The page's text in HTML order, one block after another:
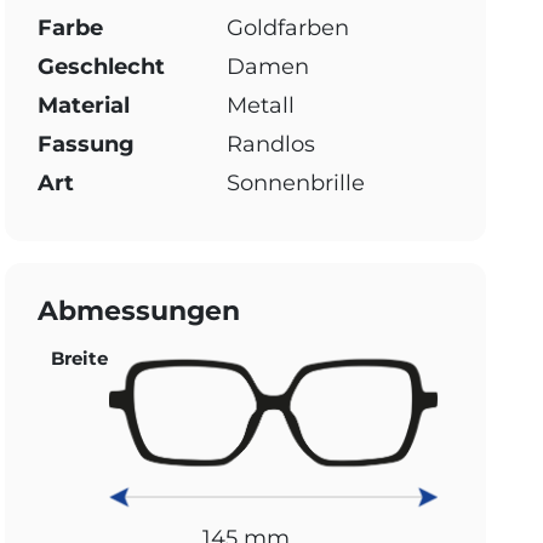
Farbe
Goldfarben
Geschlecht
Damen
Material
Metall
Fassung
Randlos
Art
Sonnenbrille
Abmessungen
Breite